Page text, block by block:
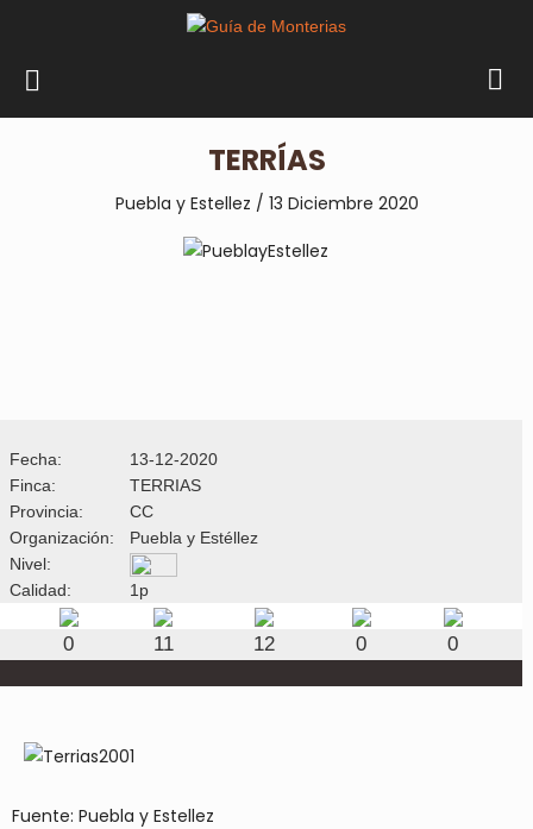
TERRÍAS
Puebla y Estellez / 13 Diciembre 2020
Fecha:
13-12-2020
Finca:
TERRIAS
Provincia:
CC
Organización:
Puebla y Estéllez
Nivel:
Calidad:
1p
0 11 12 0 0
Fuente: Puebla y Estellez